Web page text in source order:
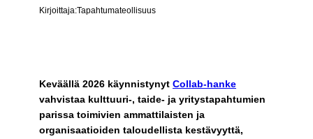
Kirjoittaja:Tapahtumateollisuus
Keväällä 2026 käynnistynyt Collab-hanke
vahvistaa kulttuuri-, taide- ja yritystapahtumien
parissa toimivien ammattilaisten ja
organisaatioiden taloudellista kestävyyttä,